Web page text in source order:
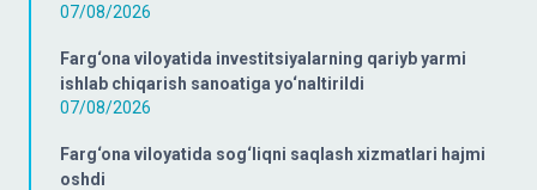
07/08/2026
Farg‘ona viloyatida investitsiyalarning qariyb yarmi
ishlab chiqarish sanoatiga yo‘naltirildi
07/08/2026
Farg‘ona viloyatida sog‘liqni saqlash xizmatlari hajmi
oshdi